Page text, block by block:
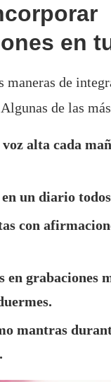
en
maneras de
de las
alta cada
un diario
con
en grabaciones
mantras